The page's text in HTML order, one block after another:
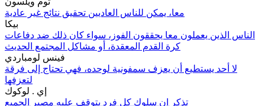
معا، يمكن للناس العاديين تحقيق نتائج غير عادية
بيكا
الناس الذين يعملون معا يحققون الفوز، سواء كان ذلك ضد دفاعات
كرة القدم المعقدة، أو مشاكل المجتمع الحديث
فينس لومباردي
لا أحد يستطيع أن يعزف سمفونية لوحده، فهي تحتاج إلى فرقة
لتعزفها
إي . لوكوك
تذكر ان سلوك كل فرد يتوقف عليه مصير الجميع